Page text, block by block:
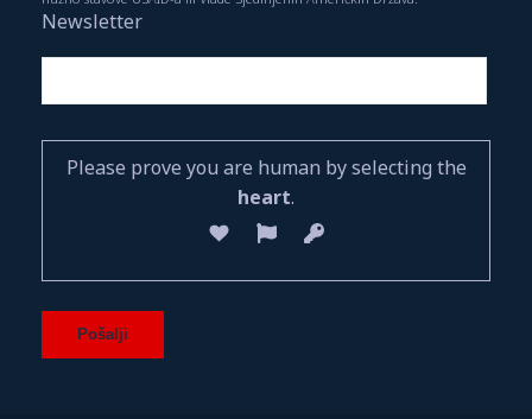
Newsletter
Please prove you are human by selecting the
heart.